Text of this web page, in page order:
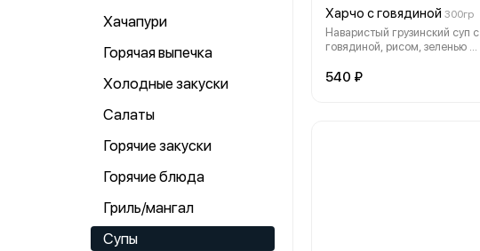
Хачапури
Горячая выпечка
Холодные закуски
Салаты
Горячие закуски
Горячие блюда
Гриль/мангал
Супы
Харчо с говядиной 300гр
Наваристый грузинский суп с
говядиной, рисом, зеленью и
специями
540 ₽